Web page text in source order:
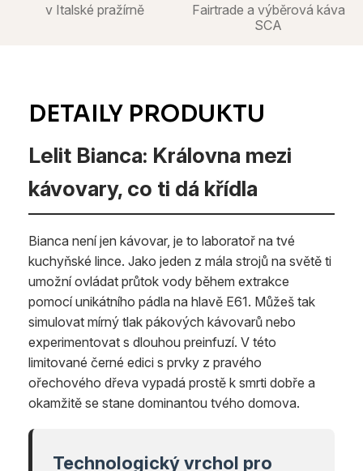
v Italské pražírně
Fairtrade a výběrová káva
SCA
Lelit Bianca: Královna mezi
kávovary, co ti dá křídla
Bianca není jen kávovar, je to laboratoř na tvé
kuchyňské lince. Jako jeden z mála strojů na světě ti
umožní ovládat průtok vody během extrakce
pomocí unikátního pádla na hlavě E61. Můžeš tak
simulovat mírný tlak pákových kávovarů nebo
experimentovat s dlouhou preinfuzí. V této
limitované černé edici s prvky z pravého
ořechového dřeva vypadá prostě k smrti dobře a
okamžitě se stane dominantou tvého domova.
Technologický vrchol pro